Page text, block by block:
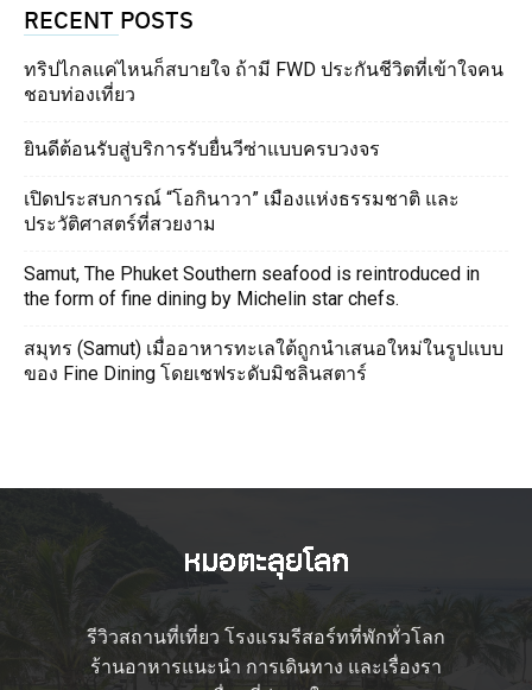
RECENT POSTS
ทริปไกลแค่ไหนก็สบายใจ ถ้ามี FWD ประกันชีวิตที่เข้าใจคน
ชอบท่องเที่ยว
ยินดีต้อนรับสู่บริการรับยื่นวีซ่าแบบครบวงจร
เปิดประสบการณ์ “โอกินาวา” เมืองแห่งธรรมชาติ และ
ประวัติศาสตร์ที่สวยงาม
Samut, The Phuket Southern seafood is reintroduced in
the form of fine dining by Michelin star chefs.
สมุทร (Samut) เมื่ออาหารทะเลใต้ถูกนำเสนอใหม่ในรูปแบบ
ของ Fine Dining โดยเชฟระดับมิชลินสตาร์
รีวิวสถานที่เที่ยว โรงแรมรีสอร์ทที่พักทั่วโลก
ร้านอาหารแนะนำ การเดินทาง และเรื่องรา